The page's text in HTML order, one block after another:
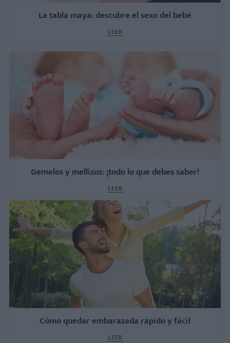
La tabla maya: descubre el sexo del bebé
LEER
Gemelos y mellizos: ¡todo lo que debes saber!
LEER
Cómo quedar embarazada rápido y fácil
LEER